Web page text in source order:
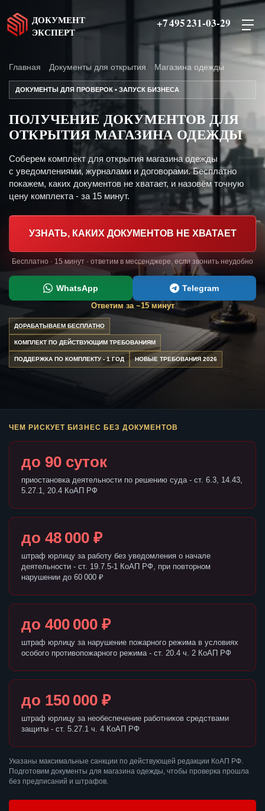
ДОКУМЕНТ
ЭКСПЕРТ
+7 495 231-03-29
Главная Документы для открытия Магазина одежды
ДОКУМЕНТЫ ДЛЯ ПРОВЕРОК • ЗАПУСК БИЗНЕСА
ПОЛУЧЕНИЕ ДОКУМЕНТОВ ДЛЯ
ОТКРЫТИЯ МАГАЗИНА ОДЕЖДЫ
Соберем комплект для открытия магазина одежды
с уведомлениями, журналами и договорами. Бесплатно
покажем, каких документов не хватает, и назовём точную
цену комплекта - за 15 минут.
УЗНАТЬ, КАКИХ ДОКУМЕНТОВ НЕ ХВАТАЕТ
Бесплатно · 15 минут · ответим в мессенджере, если звонить неудобно
WhatsApp Telegram
Ответим за ~15 минут
ДОРАБАТЫВАЕМ БЕСПЛАТНО
КОМПЛЕКТ ПО ДЕЙСТВУЮЩИМ ТРЕБОВАНИЯМ
ПОДДЕРЖКА ПО КОМПЛЕКТУ - 1 ГОД НОВЫЕ ТРЕБОВАНИЯ 2026
ЧЕМ РИСКУЕТ БИЗНЕС БЕЗ ДОКУМЕНТОВ
до 90 суток
приостановка деятельности по решению суда - ст. 6.3, 14.43,
5.27.1, 20.4 КоАП РФ
до 48 000 ₽
штраф юрлицу за работу без уведомления о начале
деятельности - ст. 19.7.5-1 КоАП РФ, при повторном
нарушении до 60 000 ₽
до 400 000 ₽
штраф юрлицу за нарушение пожарного режима в условиях
особого противопожарного режима - ст. 20.4 ч. 2 КоАП РФ
до 150 000 ₽
штраф юрлицу за необеспечение работников средствами
защиты - ст. 5.27.1 ч. 4 КоАП РФ
Указаны максимальные санкции по действующей редакции КоАП РФ.
Подготовим документы для магазина одежды, чтобы проверка прошла
без предписаний и штрафов.